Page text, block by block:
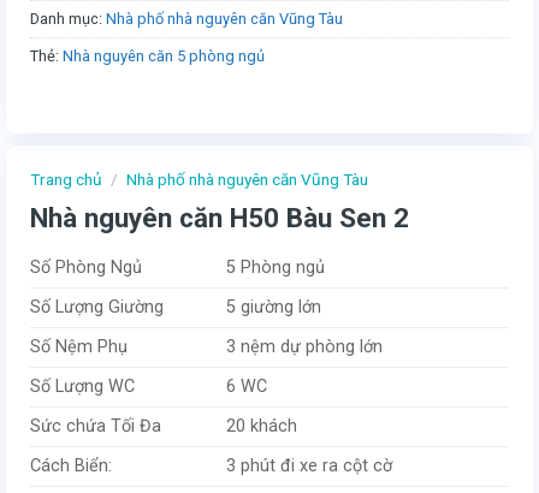
Trang chủ / Nhà phố nhà nguyên căn Vũng Tàu
Nhà nguyên căn H50 Bàu Sen 2
Số Phòng Ngủ
5 Phòng ngủ
Số Lượng Giường
5 giường lớn
Số Nệm Phụ
3 nệm dự phòng lớn
Số Lượng WC
6 WC
Sức chứa Tối Đa
20 khách
Cách Biển:
3 phút đi xe ra cột cờ
Danh mục: Nhà phố nhà nguyên căn Vũng Tàu
Thẻ: Nhà nguyên căn 5 phòng ngủ